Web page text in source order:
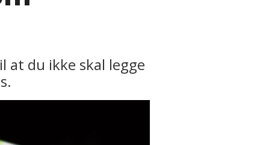
du ikke skal legge